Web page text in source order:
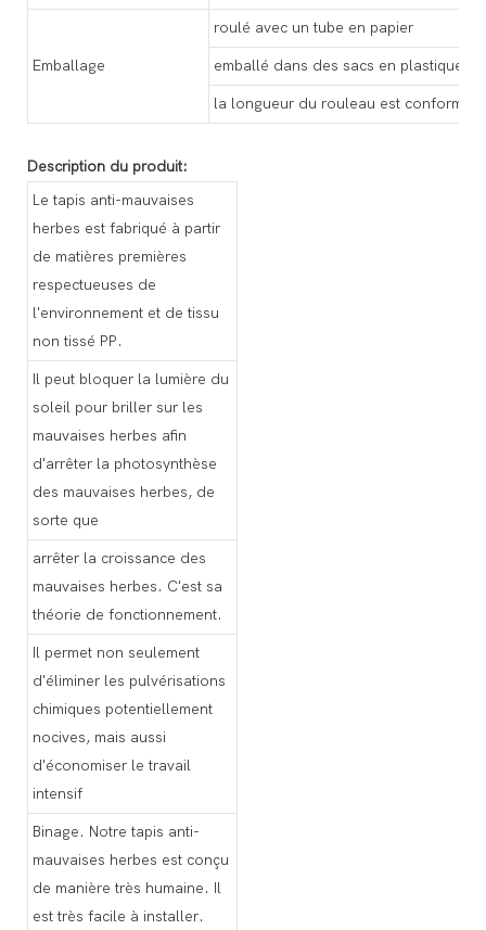
Emballage
roulé avec un tube en papier
emballé dans des sacs en plastique
la longueur du rouleau est conforme
Description du produit:
Le tapis anti-mauvaises
herbes est fabriqué à partir
de matières premières
respectueuses de
l'environnement et de tissu
non tissé PP.
Il peut bloquer la lumière du
soleil pour briller sur les
mauvaises herbes afin
d'arrêter la photosynthèse
des mauvaises herbes, de
sorte que
arrêter la croissance des
mauvaises herbes. C'est sa
théorie de fonctionnement.
Il permet non seulement
d'éliminer les pulvérisations
chimiques potentiellement
nocives, mais aussi
d'économiser le travail
intensif
Binage. Notre tapis anti-
mauvaises herbes est conçu
de manière très humaine. Il
est très facile à installer.